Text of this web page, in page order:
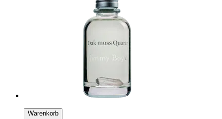
Warenkorb